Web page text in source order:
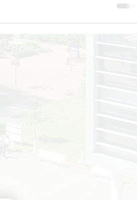
University
托福需要107分。